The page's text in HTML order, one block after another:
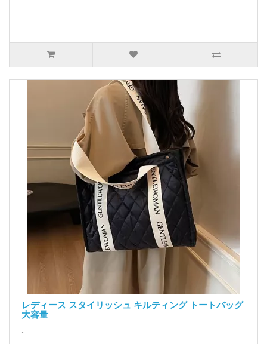
レディース スタイリッシュ キルティング トートバッグ
大容量
..